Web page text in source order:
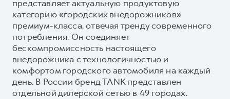
представляет актуальную продуктовую
категорию «городских внедорожников»
премиум-класса, отвечая тренду современного
потребления. Он соединяет
бескомпромиссность настоящего
внедорожника с технологичностью и
комфортом городского автомобиля на каждый
день. В России бренд TANK представлен
отдельной дилерской сетью в 49 городах.